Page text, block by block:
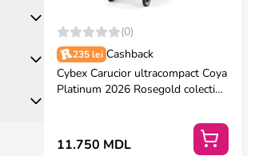
(0)
235 lei Cashback
Cybex Carucior ultracompact Coya
Platinum 2026 Rosegold colectia
11.750 MDL